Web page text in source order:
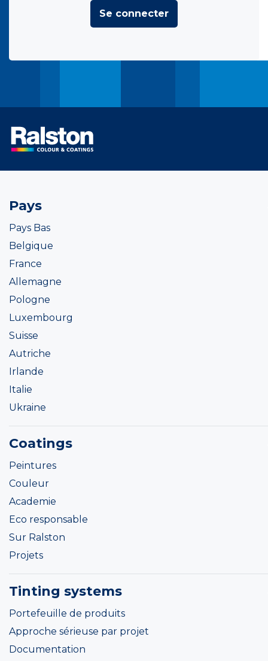
Se connecter
Pays
Pays Bas
Belgique
France
Allemagne
Pologne
Luxembourg
Suisse
Autriche
Irlande
Italie
Ukraine
Coatings
Peintures
Couleur
Academie
Eco responsable
Sur Ralston
Projets
Tinting systems
Portefeuille de produits
Approche sérieuse par projet
Documentation